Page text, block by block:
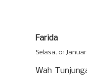
Farida
Selasa, 01
Wah